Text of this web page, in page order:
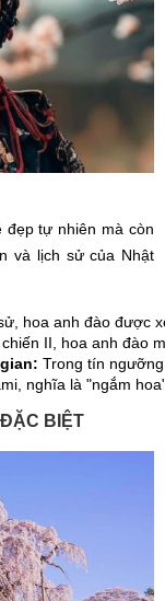
đẹp tự nhiên mà còn
và lịch sử của Nhật
hoa anh đào được
II, hoa anh đào
Trong tín
nghĩa là "ngắm
BIỆT